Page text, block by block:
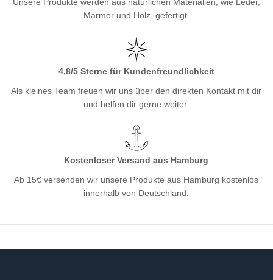
Marmor und Holz, gefertigt.
4,8/5 Sterne für Kundenfreundlichkeit
Als kleines Team freuen wir uns über den direkten Kontakt mit dir
und helfen dir gerne weiter.
Kostenloser Versand aus Hamburg
Ab 15€ versenden wir unsere Produkte aus Hamburg kostenlos
innerhalb von Deutschland.